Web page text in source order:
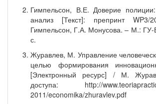
Гимпельсон, В.Е. Доверие
анализ [Текст]: препринт
Гимпельсон, Г.А. Монусова. – М.:
с.
Журавлев, М. Управление
целью формирования
[Электронный ресурс] / М.
доступа: http://
2011/economika/zhuravlev.pdf